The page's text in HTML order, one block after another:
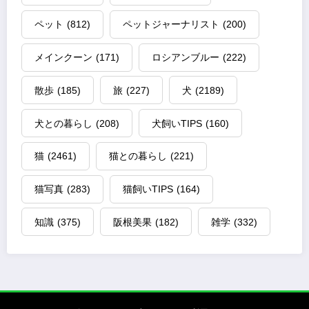
ペット (812) ペットジャーナリスト (200)
メインクーン (171) ロシアンブルー (222)
散歩 (185) 旅 (227) 犬 (2189)
犬との暮らし (208) 犬飼いTIPS (160)
猫 (2461) 猫との暮らし (221)
猫写真 (283) 猫飼いTIPS (164)
知識 (375) 阪根美果 (182) 雑学 (332)